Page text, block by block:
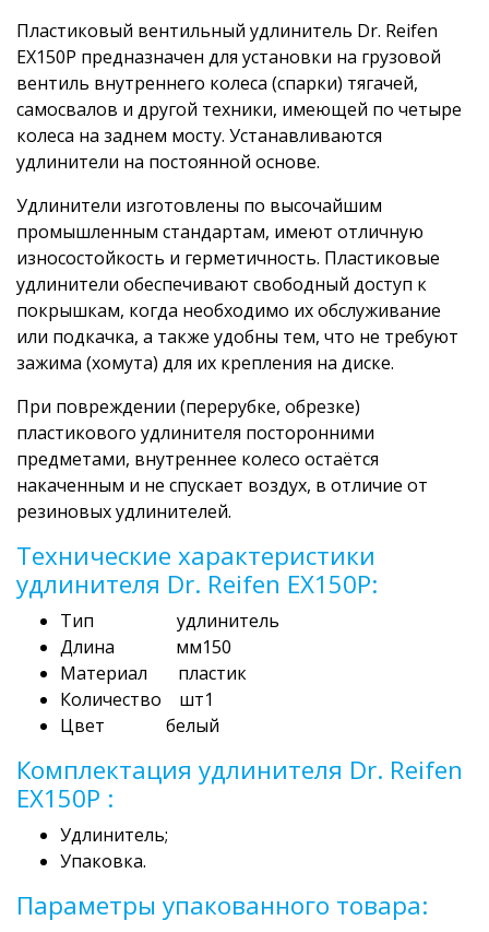
Пластиковый вентильный удлинитель Dr. Reifen
EX150P предназначен для установки на грузовой
вентиль внутреннего колеса (спарки) тягачей,
самосвалов и другой техники, имеющей по четыре
колеса на заднем мосту. Устанавливаются
удлинители на постоянной основе.
Удлинители изготовлены по высочайшим
промышленным стандартам, имеют отличную
износостойкость и герметичность. Пластиковые
удлинители обеспечивают свободный доступ к
покрышкам, когда необходимо их обслуживание
или подкачка, а также удобны тем, что не требуют
зажима (хомута) для их крепления на диске.
При повреждении (перерубке, обрезке)
пластикового удлинителя посторонними
предметами, внутреннее колесо остаётся
накаченным и не спускает воздух, в отличие от
резиновых удлинителей.
Технические характеристики
удлинителя Dr. Reifen EX150P:
Тип удлинитель
Длина мм150
Материал пластик
Количество шт1
Цвет белый
Комплектация удлинителя Dr. Reifen
EX150P :
Удлинитель;
Упаковка.
Параметры упакованного товара: